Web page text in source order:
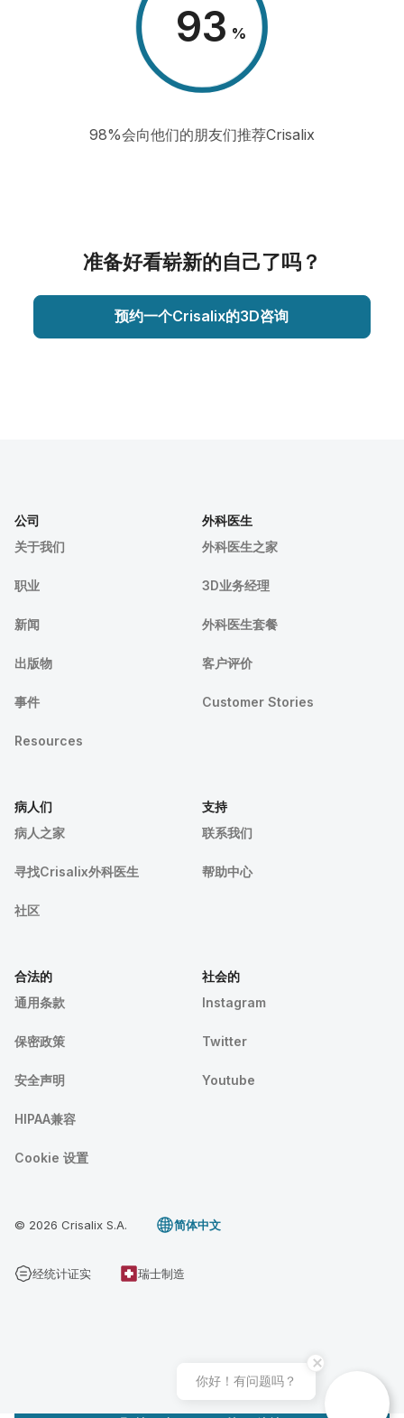
98 %
98%会向他们的朋友们推荐Crisalix
准备好看崭新的自己了吗？
预约一个Crisalix的3D咨询
公司
关于我们
职业
新闻
出版物
事件
Resources
外科医生
外科医生之家
3D业务经理
外科医生套餐
客户评价
Customer Stories
病人们
病人之家
寻找Crisalix外科医生
社区
支持
联系我们
帮助中心
合法的
通用条款
保密政策
安全声明
HIPAA兼容
Cookie 设置
社会的
Instagram
Twitter
Youtube
© 2026 Crisalix S.A. 简体中文
经统计证实 瑞士制造
你好！有问题吗？